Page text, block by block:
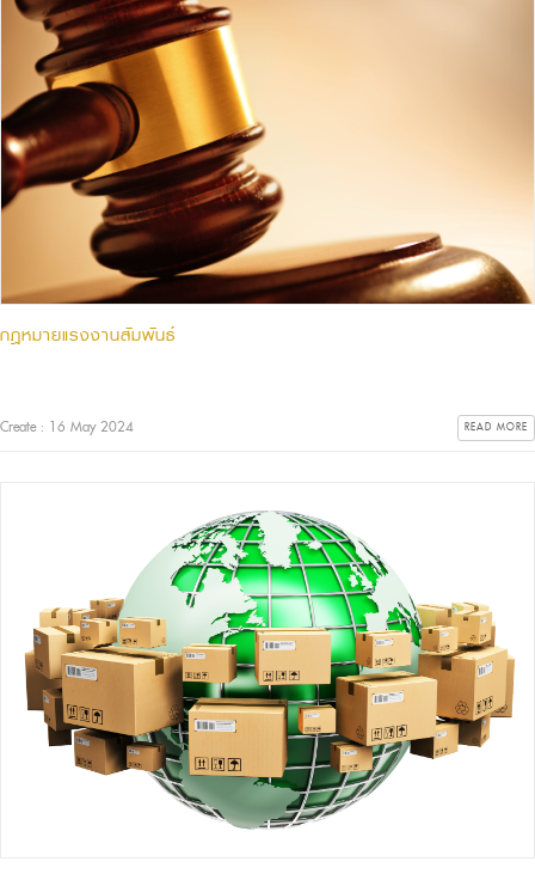
กฎหมายแรงงานสัมพันธ์
Create : 16 May 2024 READ MORE